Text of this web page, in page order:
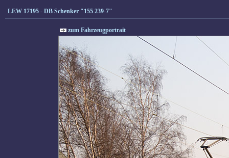
LEW 17195 - DB Schenker "155 239-7"
zum Fahrzeugportrait